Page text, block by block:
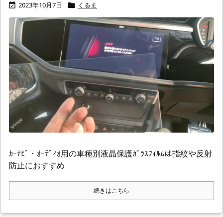
 2023年10月7日  くるま
ｶｰﾅﾋﾞ・ｵｰﾃﾞｨｵ用の車種別液晶保護ｶﾞﾗｽﾌｨﾙﾑは指紋や反射
防止におすすめ
続きはこちら